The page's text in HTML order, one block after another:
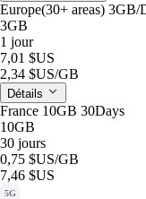
Europe(30+ areas) 3GB/
3GB
1 jour
7,01 $US
2,34 $US/GB
Détails
France 10GB 30Days
10GB
30 jours
0,75 $US/GB
7,46 $US
5G